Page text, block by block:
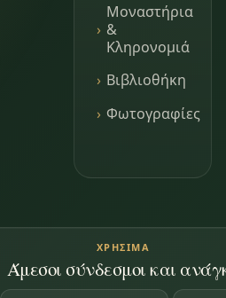
Μοναστήρια
&
Κληρονομιά
Βιβλιοθήκη
Φωτογραφίες
ΧΡΉΣΙΜΑ
Άμεσοι σύνδεσμοι και